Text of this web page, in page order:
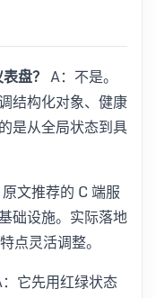
盘？ A：不是。
结构化对象、健康
是从全局状态到具
文推荐的 C 端服
础设施。实际落地
点灵活调整。
它先用红绿状态